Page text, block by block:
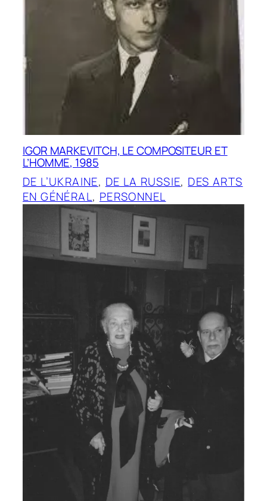
IGOR MARKEVITCH, LE COMPOSITEUR ET
L’HOMME, 1985
DE L’UKRAINE, DE LA RUSSIE, DES ARTS
EN GÉNÉRAL, PERSONNEL